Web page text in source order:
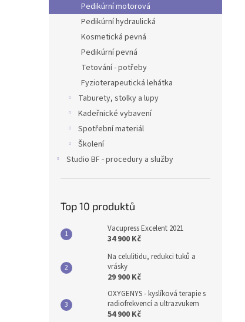
Pedikúrní motorová
Pedikúrní hydraulická
Kosmetická pevná
Pedikúrní pevná
Tetování - potřeby
Fyzioterapeutická lehátka
Taburety, stolky a lupy
Kadeřnické vybavení
Spotřební materiál
Školení
Studio BF - procedury a služby
Top 10 produktů
Vacupress Excelent 2021
34 900 Kč
Na celulitidu, redukci tuků a
vrásky
29 900 Kč
OXYGENYS - kyslíková terapie s
radiofrekvencí a ultrazvukem
54 900 Kč